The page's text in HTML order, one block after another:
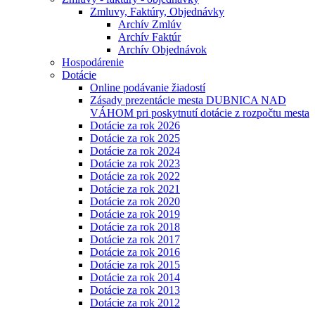
Zmluvy, Faktúry, Objednávky
Archív Zmlúv
Archív Faktúr
Archív Objednávok
Hospodárenie
Dotácie
Online podávanie žiadostí
Zásady prezentácie mesta DUBNICA NAD
VÁHOM pri poskytnutí dotácie z rozpočtu mesta
Dotácie za rok 2026
Dotácie za rok 2025
Dotácie za rok 2024
Dotácie za rok 2023
Dotácie za rok 2022
Dotácie za rok 2021
Dotácie za rok 2020
Dotácie za rok 2019
Dotácie za rok 2018
Dotácie za rok 2017
Dotácie za rok 2016
Dotácie za rok 2015
Dotácie za rok 2014
Dotácie za rok 2013
Dotácie za rok 2012